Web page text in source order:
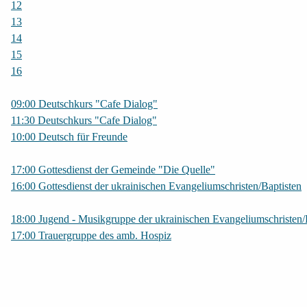
12
13
14
15
16
09:00 Deutschkurs "Cafe Dialog"
11:30 Deutschkurs "Cafe Dialog"
10:00 Deutsch für Freunde
17:00 Gottesdienst der Gemeinde "Die Quelle"
16:00 Gottesdienst der ukrainischen Evangeliumschristen/Baptisten
18:00 Jugend - Musikgruppe der ukrainischen Evangeliumschristen/
17:00 Trauergruppe des amb. Hospiz